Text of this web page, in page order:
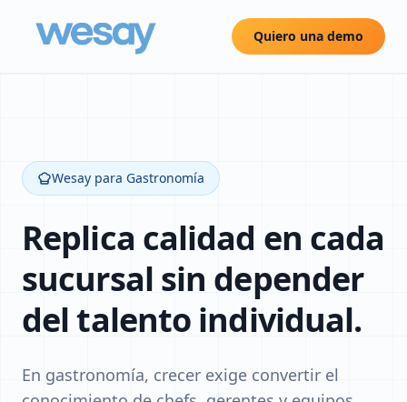
Quiero una demo
Wesay para Gastronomía
Replica calidad en cada
sucursal sin depender
del talento individual.
En gastronomía, crecer exige convertir el